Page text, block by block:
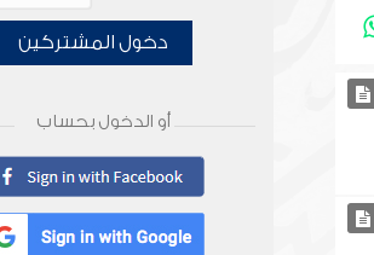
دخول المشتركين
أو الدخول بحساب